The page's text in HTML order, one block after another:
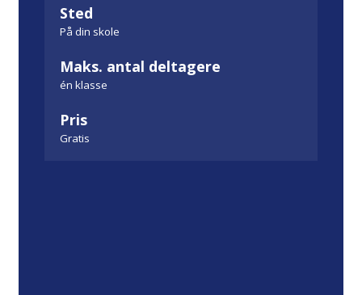
Sted
På din skole
Maks. antal deltagere
én klasse
Pris
Gratis